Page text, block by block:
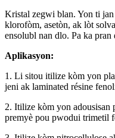
Kristal zegwi blan. Yon ti jan
klorofòm, asetòn, ak lòt
ensolubl nan dlo. Pa ka pran
Aplikasyon:
1. Li sitou itilize kòm yon
jeni ak laminated résine
2. Itilize kòm yon adousisan
premyè pou pwodui trimetil